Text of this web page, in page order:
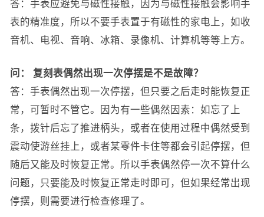
答：手表应避免与磁性接触，因为与磁性接触会影响手
表的精准度，所以不要手表置于有磁性的家电上，如收
音机、电视、音响、冰箱、录像机、计算机等等上方。
问：
复刻表偶然出现一次停摆是不是故障？
答：手表偶然出现一次停摆，但只要之后走时能恢复正
常，可暂时不管它。因为有一些偶然因素：如忘了上
条，拨针后忘了推进柄头，或者在使用过程中偶然受到
震动使游丝挂上，或者某零件卡住等都会引起停摆，但
随后又能及时恢复正常。所以手表偶然停一次不算什么
问题，只要能及时恢复正常走时即可，但如果经常出现
停摆，则需要进行检查修理了。